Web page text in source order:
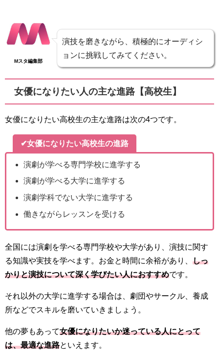
Mスタ編集部
演技を磨きながら、積極的にオーディシ
ョンに挑戦してみてください。
女優になりたい人の主な進路【高校生】
女優になりたい高校生の主な進路は次の4つです。
✔女優になりたい高校生の進路
演劇が学べる専門学校に進学する
演劇が学べる大学に進学する
演劇学科でない大学に進学する
働きながらレッスンを受ける
全国には演劇を学べる専門学校や大学があり、演技に関す
る知識や実技を学べます。お金と時間に余裕があり、 しっ
かりと演技について深く学びたい人におすすめです。
それ以外の大学に進学する場合は、劇団やサークル、養成
所などでスキルを磨いていきましょう。
他の夢もあって女優になりたいか迷っている人にとって
は、最適な進路といえます。